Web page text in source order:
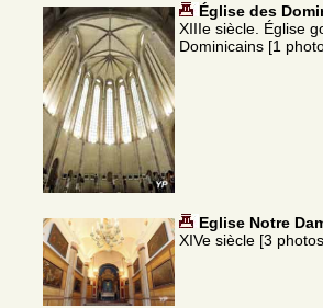
Église des
XIIIe siècle. Église
Dominicains [1
Eglise Notre
XIVe siècle [3